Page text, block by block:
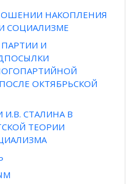
НАКОПЛЕНИЯ
СОЦИАЛИЗМЕ
И
ОКТЯБРЬСКОЙ
И.В. СТАЛИНА В
ТЕОРИИ